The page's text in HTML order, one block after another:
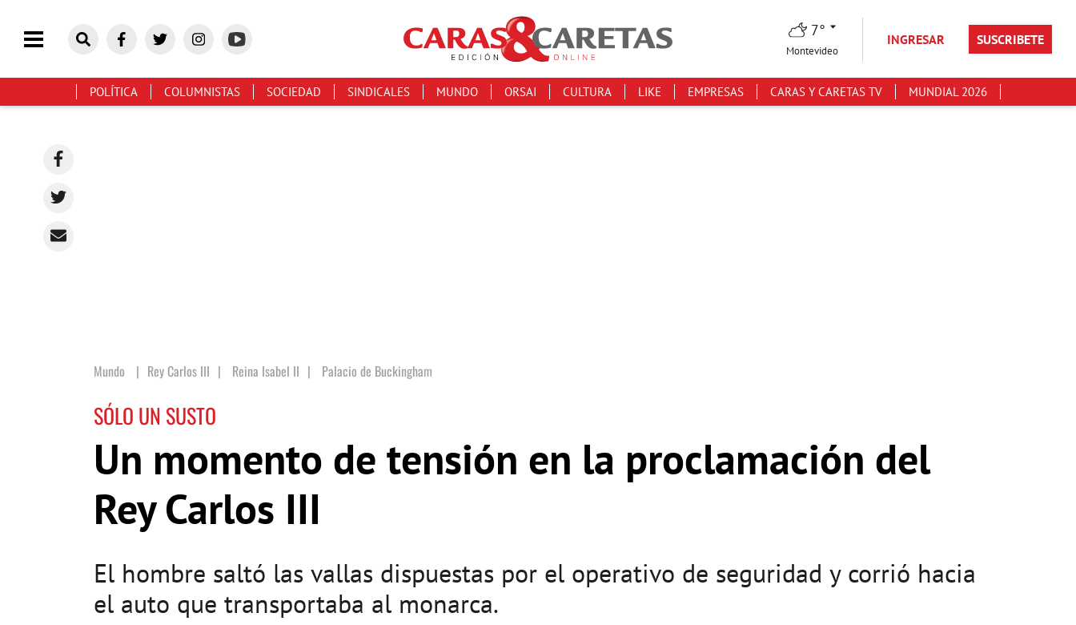
7°
Montevideo
INGRESAR SUSCRIBETE
POLÍTICA COLUMNISTAS SOCIEDAD SINDICALES MUNDO ORSAI CULTURA LIKE EMPRESAS CARAS Y CARETAS TV MUNDIAL 2026
Mundo Rey Carlos III | Reina Isabel II | Palacio de Buckingham
SÓLO UN SUSTO
Un momento de tensión en la proclamación del
Rey Carlos III
El hombre saltó las vallas dispuestas por el operativo de seguridad y corrió hacia
el auto que transportaba al monarca.